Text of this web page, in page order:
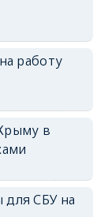
erid: 2SDnjdvhGXG
работу
в
СБУ на